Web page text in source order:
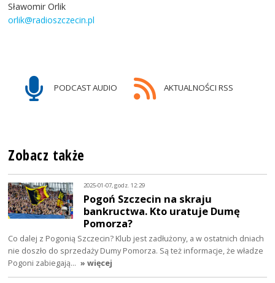
Sławomir Orlik
orlik@radioszczecin.pl
PODCAST AUDIO AKTUALNOŚCI RSS
Zobacz także
2025-01-07, godz. 12:29
Pogoń Szczecin na skraju
bankructwa. Kto uratuje Dumę
Pomorza?
Co dalej z Pogonią Szczecin? Klub jest zadłużony, a w ostatnich dniach
nie doszło do sprzedaży Dumy Pomorza. Są też informacje, że władze
Pogoni zabiegają… » więcej